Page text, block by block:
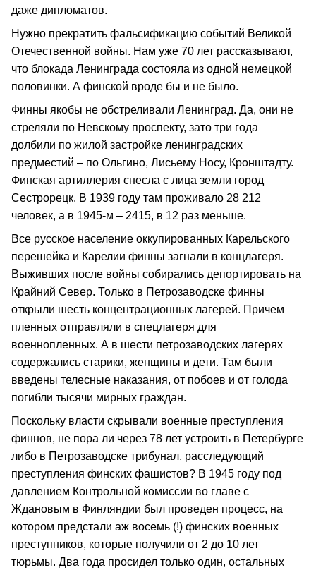
даже дипломатов.
Нужно прекратить фальсификацию событий Великой
Отечественной войны. Нам уже 70 лет рассказывают,
что блокада Ленинграда состояла из одной немецкой
половинки. А финской вроде бы и не было.
Финны якобы не обстреливали Ленинград. Да, они не
стреляли по Невскому проспекту, зато три года
долбили по жилой застройке ленинградских
предместий – по Ольгино, Лисьему Носу, Кронштадту.
Финская артиллерия снесла с лица земли город
Сестрорецк. В 1939 году там проживало 28 212
человек, а в 1945-м – 2415, в 12 раз меньше.
Все русское население оккупированных Карельского
перешейка и Карелии финны загнали в концлагеря.
Выживших после войны собирались депортировать на
Крайний Север. Только в Петрозаводске финны
открыли шесть концентрационных лагерей. Причем
пленных отправляли в спецлагеря для
военнопленных. А в шести петрозаводских лагерях
содержались старики, женщины и дети. Там были
введены телесные наказания, от побоев и от голода
погибли тысячи мирных граждан.
Поскольку власти скрывали военные преступления
финнов, не пора ли через 78 лет устроить в Петербурге
либо в Петрозаводске трибунал, расследующий
преступления финских фашистов? В 1945 году под
давлением Контрольной комиссии во главе с
Ждановым в Финляндии был проведен процесс, на
котором предстали аж восемь (!) финских военных
преступников, которые получили от 2 до 10 лет
тюрьмы. Два года просидел только один, остальных